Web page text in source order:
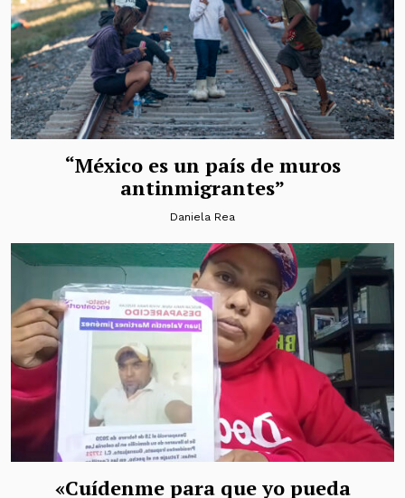
“México es un país de muros
antinmigrantes”
Daniela Rea
«Cuídenme para que yo pueda